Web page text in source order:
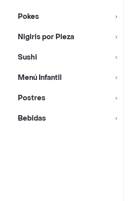
Pokes
Nigiris por Pieza
Sushi
Menú Infantil
Postres
Bebidas